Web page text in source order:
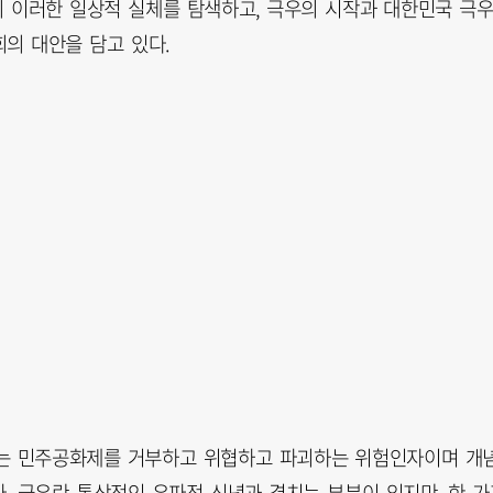
러한 일상적 실체를 탐색하고, 극우의 시작과 대한민국 극우
대안을 담고 있다.
주공화제를 거부하고 위협하고 파괴하는 위험인자이며 개